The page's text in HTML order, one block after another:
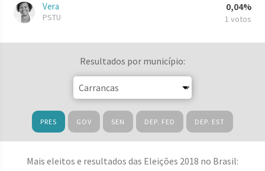
Vera
PSTU
0,04%
1 votos
Resultados por município:
PRES GOV SEN DEP. FED DEP. EST
Mais eleitos e resultados das Eleições 2018 no Brasil: